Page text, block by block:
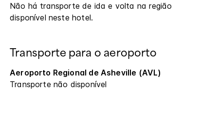
Não há transporte de ida e volta na região
disponível neste hotel.
Transporte para o aeroporto
Aeroporto Regional de Asheville (AVL)
Transporte não disponível